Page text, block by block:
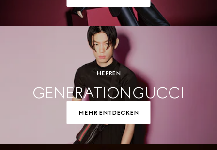
HERREN
GENERATION GUCCI
MEHR ENTDECKEN